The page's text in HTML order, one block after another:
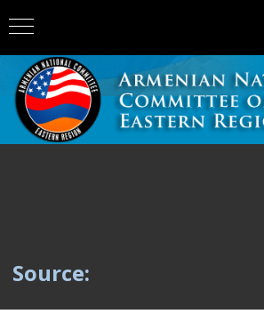
Source: